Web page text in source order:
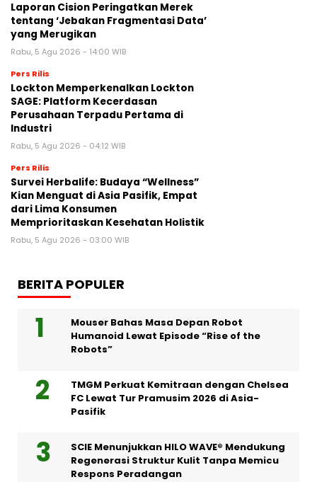
Laporan Cision Peringatkan Merek
tentang ‘Jebakan Fragmentasi Data’
yang Merugikan
Rabu, 5 Agu 2026 - 14:00 WIB
Pers Rilis
Lockton Memperkenalkan Lockton
SAGE: Platform Kecerdasan
Perusahaan Terpadu Pertama di
Industri
Rabu, 5 Agu 2026 - 04:12 WIB
Pers Rilis
Survei Herbalife: Budaya “Wellness”
Kian Menguat di Asia Pasifik, Empat
dari Lima Konsumen
Memprioritaskan Kesehatan Holistik
Rabu, 5 Agu 2026 - 03:00 WIB
BERITA POPULER
Mouser Bahas Masa Depan Robot
Humanoid Lewat Episode “Rise of the
Robots”
TMGM Perkuat Kemitraan dengan Chelsea
FC Lewat Tur Pramusim 2026 di Asia-
Pasifik
SCIE Menunjukkan HILO WAVE® Mendukung
Regenerasi Struktur Kulit Tanpa Memicu
Respons Peradangan